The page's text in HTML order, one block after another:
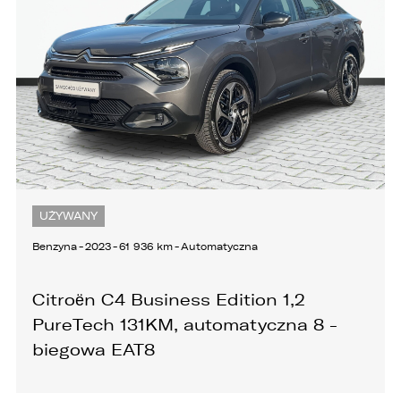
UŻYWANY
Benzyna-2023-61 936 km-Automatyczna
Citroën C4 Business Edition 1,2
PureTech 131KM, automatyczna 8 -
biegowa EAT8